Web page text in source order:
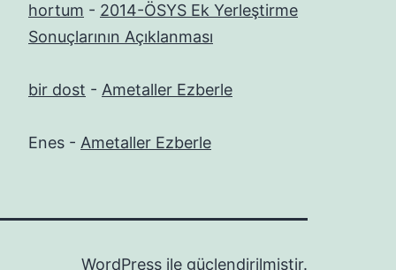
hortum - 2014-ÖSYS Ek Yerleştirme
Sonuçlarının Açıklanması
bir dost - Ametaller Ezberle
Enes - Ametaller Ezberle
WordPress ile güçlendirilmiştir.